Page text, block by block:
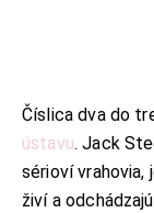
Číslica dva do
ústavu. Jack
sérioví vrahovia,
živí a